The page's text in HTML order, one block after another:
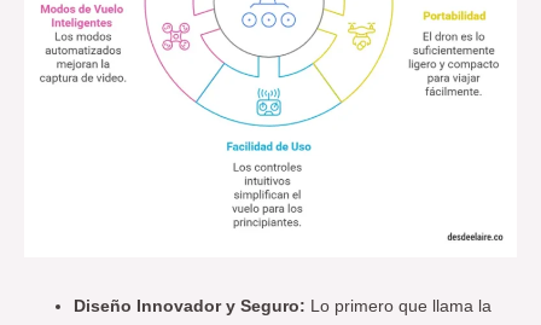
Diseño Innovador y Seguro: Lo primero que llama la